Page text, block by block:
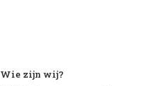
Wie zijn wij?